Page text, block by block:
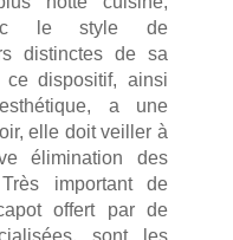
le style de
distinctes de sa
dispositif, ainsi
a une
elle doit veiller à
élimination des
important de
offert par de
sont les